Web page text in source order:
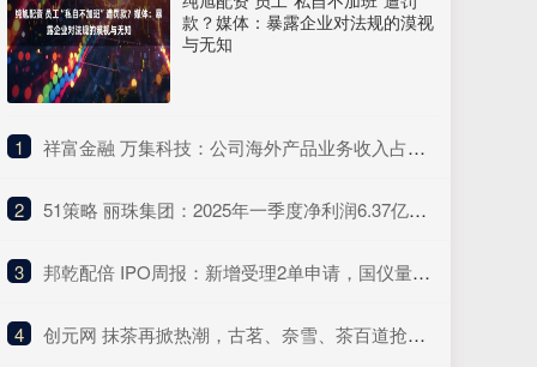
款？媒体：暴露企业对法规的漠视
与无知
1 ​祥富金融 万集科技：公司海外产品业务收入占总营收的比例较低
2 ​51策略 丽珠集团：2025年一季度净利润6.37亿元 同比增长4.75%
3 ​邦乾配倍 IPO周报：新增受理2单申请，国仪量子年度研发投入占比下滑
4 ​创元网 抹茶再掀热潮，古茗、奈雪、茶百道抢着推这种“浓”新品